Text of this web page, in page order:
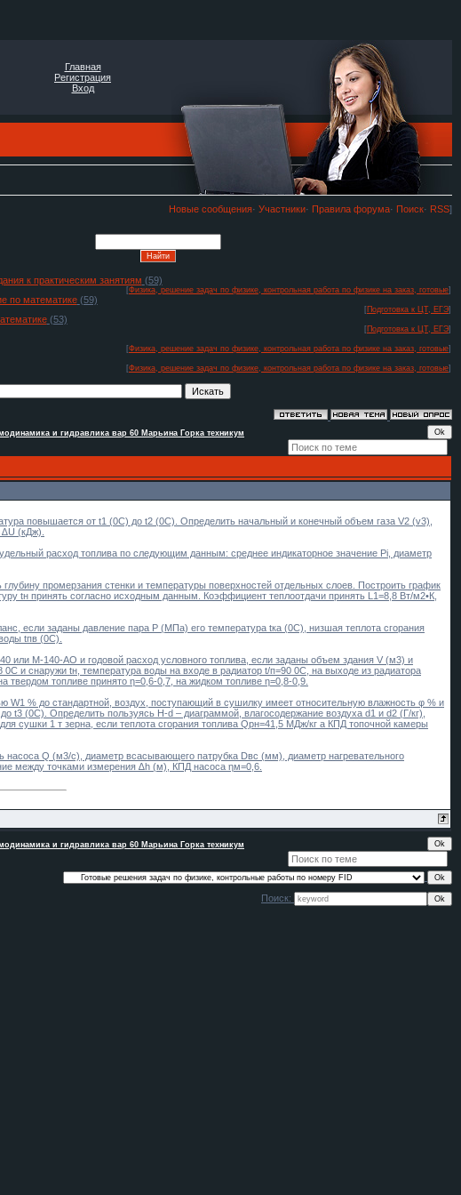
Главная
Регистрация
Вход
Новые сообщения· Участники· Правила форума· Поиск· RSS]
к практическим занятиям (59)
[Физика, решение задач по физике, контрольная работа по физике на заказ, готовые]
по математике (59)
[ Подготовка к ЦТ, ЕГЭ]
(53)
[ Подготовка к ЦТ, ЕГЭ]
[Физика, решение задач по физике, контрольная работа по физике на заказ, готовые]
[Физика, решение задач по физике, контрольная работа по физике на заказ, готовые]
и гидравлика вар 60 Марьина Горка техникум
повышается от t1 (0C) до t2 (0C). Определить начальный и конечный объем газа V2 (v3),
(кДж).
расход топлива по следующим данным: среднее индикаторное значение Pi, диаметр
промерзания стенки и температуры поверхностей отдельных слоев. Построить график
tн принять согласно исходным данным. Коэффициент теплоотдачи принять L1=8,8 Вт/м2•К,
если заданы давление пара P (МПа) его температура tка (0С), низшая теплота сгорания
tпв (0С).
или М-140-АО и годовой расход условного топлива, если заданы объем здания V (м3) и
и снаружи tн, температура воды на входе в радиатор t/п=90 0С, на выходе из радиатора
топливе принято η=0,6-0,7, на жидком топливе η=0,8-0,9.
W1 % до стандартной, воздух, поступающий в сушилку имеет относительную влажность φ % и
t3 (0C). Определить пользуясь H-d – диаграммой, влагосодержание воздуха d1 и d2 (Г/кг),
сушки 1 т зерна, если теплота сгорания топлива Qрн=41,5 МДж/кг а КПД топочной камеры
Q (м3/с), диаметр всасывающего патрубка Dвс (мм), диаметр нагревательного
между точками измерения ∆h (м), КПД насоса ηм=0,6.
и гидравлика вар 60 Марьина Горка техникум
Поиск: